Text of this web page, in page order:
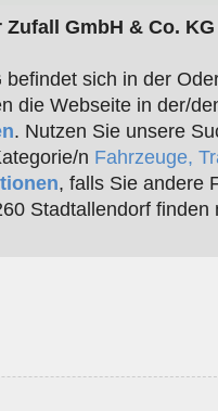
GmbH & Co. KG
befindet sich in der
die Webseite in der/
. Nutzen Sie unsere
n Fahrzeuge,
, falls Sie andere
Stadtallendorf finden